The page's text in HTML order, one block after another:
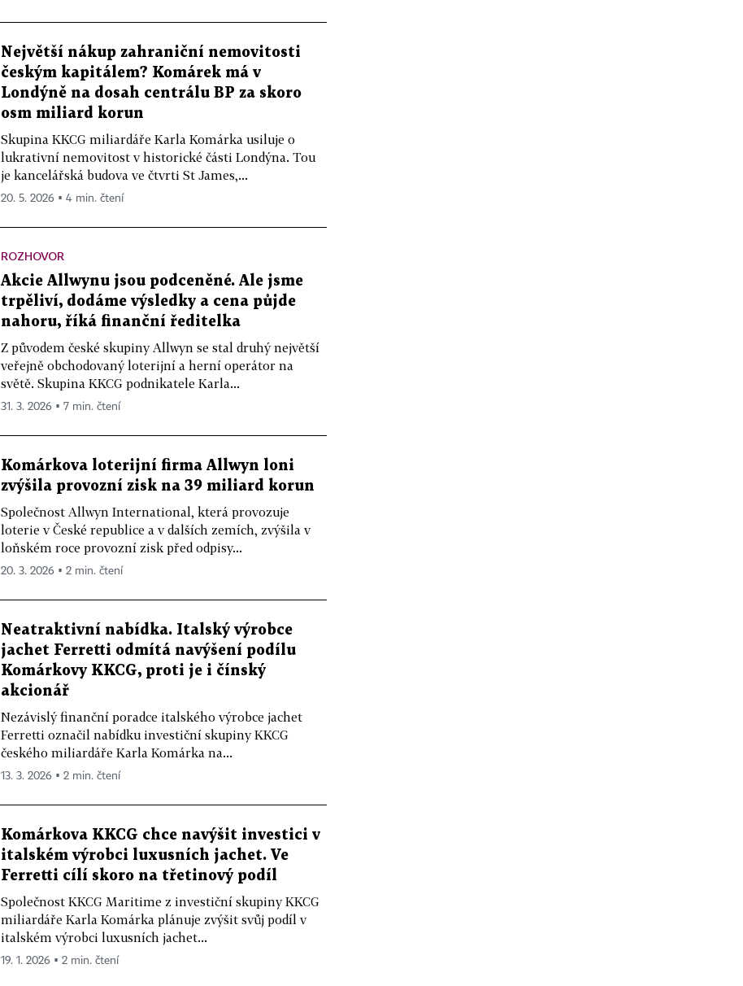
Největší nákup zahraniční nemovitosti
českým kapitálem? Komárek má v
Londýně na dosah centrálu BP za skoro
osm miliard korun
Skupina KKCG miliardáře Karla Komárka usiluje o
lukrativní nemovitost v historické části Londýna. Tou
je kancelářská budova ve čtvrti St James,...
20. 5. 2026 ▪ 4 min. čtení
ROZHOVOR
Akcie Allwynu jsou podceněné. Ale jsme
trpěliví, dodáme výsledky a cena půjde
nahoru, říká finanční ředitelka
Z původem české skupiny Allwyn se stal druhý největší
veřejně obchodovaný loterijní a herní operátor na
světě. Skupina KKCG podnikatele Karla...
31. 3. 2026 ▪ 7 min. čtení
Komárkova loterijní firma Allwyn loni
zvýšila provozní zisk na 39 miliard korun
Společnost Allwyn International, která provozuje
loterie v České republice a v dalších zemích, zvýšila v
loňském roce provozní zisk před odpisy...
20. 3. 2026 ▪ 2 min. čtení
Neatraktivní nabídka. Italský výrobce
jachet Ferretti odmítá navýšení podílu
Komárkovy KKCG, proti je i čínský
akcionář
Nezávislý finanční poradce italského výrobce jachet
Ferretti označil nabídku investiční skupiny KKCG
českého miliardáře Karla Komárka na...
13. 3. 2026 ▪ 2 min. čtení
Komárkova KKCG chce navýšit investici v
italském výrobci luxusních jachet. Ve
Ferretti cílí skoro na třetinový podíl
Společnost KKCG Maritime z investiční skupiny KKCG
miliardáře Karla Komárka plánuje zvýšit svůj podíl v
italském výrobci luxusních jachet...
19. 1. 2026 ▪ 2 min. čtení